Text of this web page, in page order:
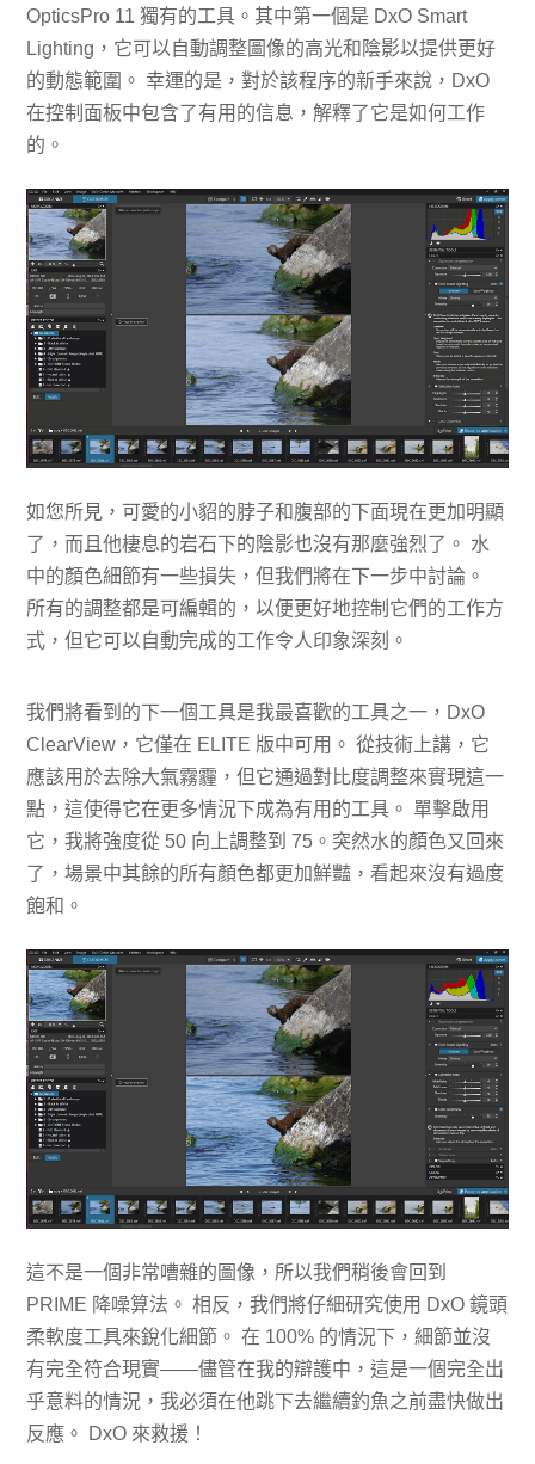
OpticsPro 11 獨有的工具。其中第一個是 DxO Smart
Lighting，它可以自動調整圖像的高光和陰影以提供更好
的動態範圍。 幸運的是，對於該程序的新手來說，DxO
在控制面板中包含了有用的信息，解釋了它是如何工作
的。
如您所見，可愛的小貂的脖子和腹部的下面現在更加明顯
了，而且他棲息的岩石下的陰影也沒有那麼強烈了。 水
中的顏色細節有一些損失，但我們將在下一步中討論。
所有的調整都是可編輯的，以便更好地控制它們的工作方
式，但它可以自動完成的工作令人印象深刻。
我們將看到的下一個工具是我最喜歡的工具之一，DxO
ClearView，它僅在 ELITE 版中可用。 從技術上講，它
應該用於去除大氣霧霾，但它通過對比度調整來實現這一
點，這使得它在更多情況下成為有用的工具。 單擊啟用
它，我將強度從 50 向上調整到 75。突然水的顏色又回來
了，場景中其餘的所有顏色都更加鮮豔，看起來沒有過度
飽和。
這不是一個非常嘈雜的圖像，所以我們稍後會回到
PRIME 降噪算法。 相反，我們將仔細研究使用 DxO 鏡頭
柔軟度工具來銳化細節。 在 100% 的情況下，細節並沒
有完全符合現實——儘管在我的辯護中，這是一個完全出
乎意料的情況，我必須在他跳下去繼續釣魚之前盡快做出
反應。 DxO 來救援！